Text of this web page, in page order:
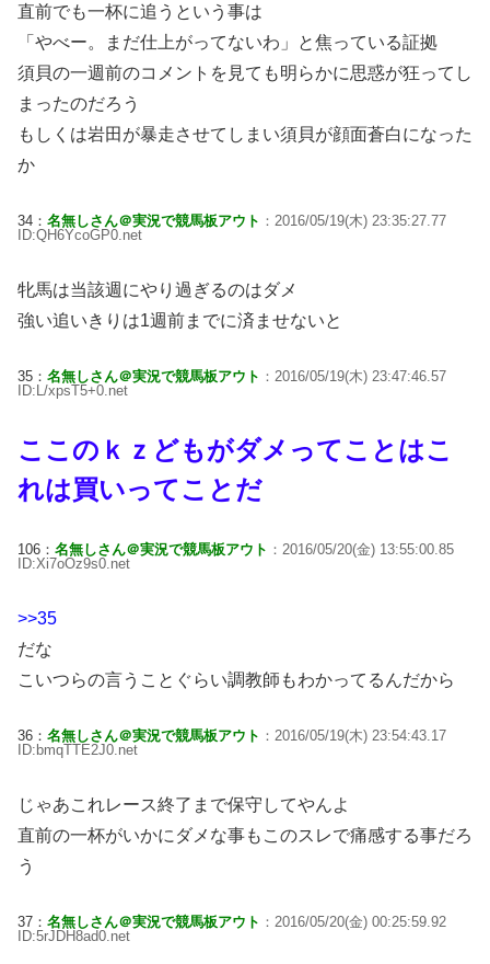
直前でも一杯に追うという事は
「やべー。まだ仕上がってないわ」と焦っている証拠
須貝の一週前のコメントを見ても明らかに思惑が狂ってし
まったのだろう
もしくは岩田が暴走させてしまい須貝が顔面蒼白になった
か
34： 名無しさん＠実況で競馬板アウト ：2016/05/19(木) 23:35:27.77
ID:QH6YcoGP0.net
牝馬は当該週にやり過ぎるのはダメ
強い追いきりは1週前までに済ませないと
35： 名無しさん＠実況で競馬板アウト ：2016/05/19(木) 23:47:46.57
ID:L/xpsT5+0.net
ここのｋｚどもがダメってことはこ
れは買いってことだ
106： 名無しさん＠実況で競馬板アウト ：2016/05/20(金) 13:55:00.85
ID:Xi7oOz9s0.net
>>35
だな
こいつらの言うことぐらい調教師もわかってるんだから
36： 名無しさん＠実況で競馬板アウト ：2016/05/19(木) 23:54:43.17
ID:bmqTTE2J0.net
じゃあこれレース終了まで保守してやんよ
直前の一杯がいかにダメな事もこのスレで痛感する事だろ
う
37： 名無しさん＠実況で競馬板アウト ：2016/05/20(金) 00:25:59.92
ID:5rJDH8ad0.net